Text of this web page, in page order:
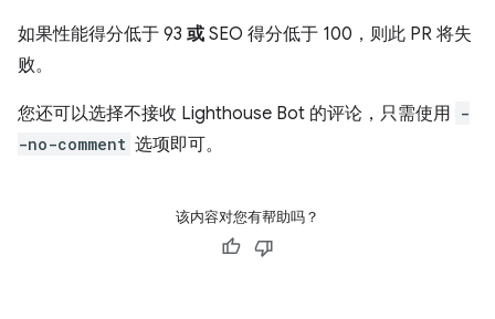
如果性能得分低于 93 或 SEO 得分低于 100，则此 PR 将失
败。
您还可以选择不接收 Lighthouse Bot 的评论，只需使用 -
-no-comment 选项即可。
该内容对您有帮助吗？